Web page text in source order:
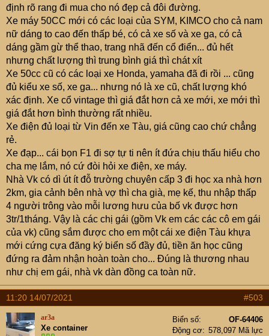
định rõ rang đi mua cho nó đẹp cả đôi đường.
Xe máy 50CC mới có các loại của SYM, KIMCO cho cả nam
nữ dáng to cao đến thấp bé, có cả xe số và xe ga, có cả
dáng gầm gừ thể thao, trang nhã đến cổ điển... đủ hết
nhưng chất lượng thì trung bình giá thì chát xít
Xe 50cc cũ có các loại xe Honda, yamaha đã đi rồi ... cũng
đủ kiểu xe số, xe ga... nhưng nó là xe cũ, chất lượng khó
xác định. Xe cổ vintage thì giá đắt hơn cả xe mới, xe mới thì
giá đắt hơn bình thường rất nhiều.
Xe điện đủ loại từ Vin đến xe Tàu, giá cũng cao chứ chẳng
rẻ.
Xe đạp... cái bọn F1 đi sợ tự ti nên ít đứa chịu thấu hiểu cho
cha mẹ lắm, nó cứ đòi hỏi xe điện, xe máy.
Nhà Vk có dì út ít đỗ trường chuyên cấp 3 đi học xa nhà hơn
2km, gia cảnh bên nhà vợ thì cha già, mẹ kế, thu nhập thấp
4 người trông vào mỗi lương hưu của bố vk được hơn
3tr/1tháng. Vậy là các chị gái (gồm Vk em các các cô em gái
của vk) cũng sắm được cho em một cái xe điện Tàu khựa
mới cứng cựa đăng ký biển số đầy đủ, tiền ăn học cũng
đứng ra đảm nhận hoàn toàn cho... Đúng là thương nhau
như chị em gái, nhà vk dàn đồng ca toàn nữ.
11:20 14/07/2021 #503
ar3a
Xe container
Biển số
OF-64406
Động cơ
578,097 Mã lực